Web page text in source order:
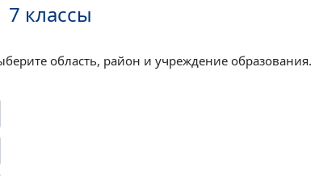
7 классы
область, район и учреждение образования.